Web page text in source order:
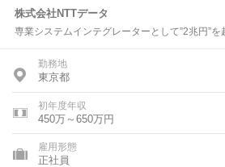
株式会社NTTデータ
専業システムインテグレーターとして”2兆円”を
勤務地
東京都
初年度年収
450万～650万円
雇用形態
正社員